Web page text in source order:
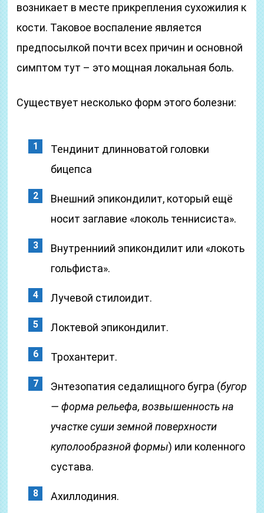
возникает в месте прикрепления сухожилия к
кости. Таковое воспаление является
предпосылкой почти всех причин и основной
симптом тут – это мощная локальная боль.
Существует несколько форм этого болезни:
Тендинит длинноватой головки
бицепса
Внешний эпикондилит, который ещё
носит заглавие «локоль теннисиста».
Внутренниий эпикондилит или «локоть
гольфиста».
Лучевой стилоидит.
Локтевой эпикондилит.
Трохантерит.
Энтезопатия седалищного бугра (бугор
— форма рельефа, возвышенность на
участке суши земной поверхности
куполообразной формы) или коленного
сустава.
Ахиллодиния.